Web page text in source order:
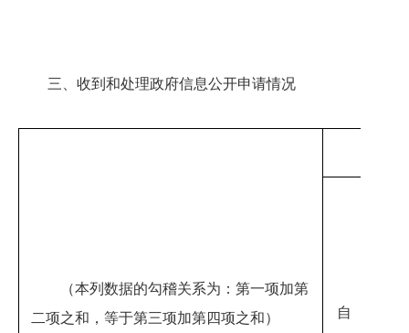
三、收到和处理政府信息公开申请情况
（本列数据的勾稽关系为：第一项加第
二项之和，等于第三项加第四项之和）
自